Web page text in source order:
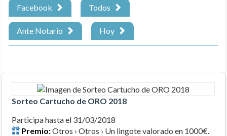
Facebook Todos
Ante Notario Hoy
Sorteo Cartucho de ORO 2018
Participa hasta el 31/03/2018
Premio:Otros › Otros › Un lingote valorado en 1000€.